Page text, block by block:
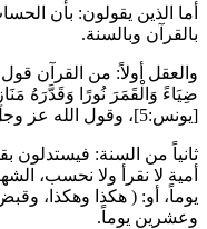
أما الذين يقولون: بأن
بالقرآن وبالسنة.
والعقل أولاً: من القرآن
ضِيَاءً وَالْقَمَرَ نُورًا وَقَدَّرَهُ
[يونس:5]، وقول الله عز وجل:
ثانياً من السنة: فيستدلون
أمية لا نقرأ ولا نحسب،
يوماً، أو: ( هكذا وهكذا، وقبض
وعشرين يوماً.